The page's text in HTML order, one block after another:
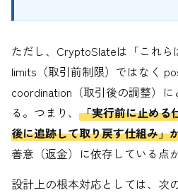
ただし、CryptoSlateは「これ
limits（取引前制限）ではなく
coordination（取引後の調整）
る。つまり、 「実行前に止める
後に追跡して取り戻す仕組み」
善意（返金）に依存している点
設計上の根本対応としては、次